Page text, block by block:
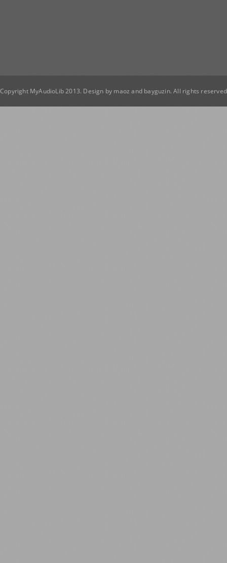
Copyright MyAudioLib 2013. Design by maoz and bayguzin. All rights